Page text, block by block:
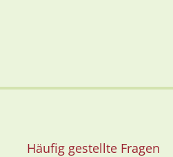
Häufig gestellte Fragen